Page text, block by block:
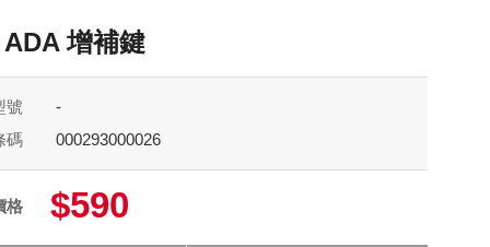
增補鍵
號
-
碼
000293000026
格 $590